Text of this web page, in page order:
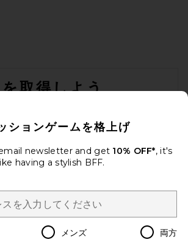
取得しよう
プライバシーポリシー
Change Country Regions
ja USD
ションゲームを格上げ
newsletter and get 10% OFF*, it's
having a stylish BFF.
メンズ 両方